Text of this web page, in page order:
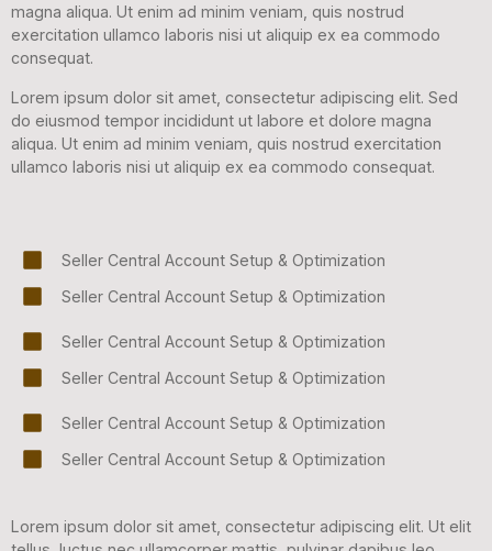
magna aliqua. Ut enim ad minim veniam, quis nostrud
exercitation ullamco laboris nisi ut aliquip ex ea commodo
consequat.
Lorem ipsum dolor sit amet, consectetur adipiscing elit. Sed
do eiusmod tempor incididunt ut labore et dolore magna
aliqua. Ut enim ad minim veniam, quis nostrud exercitation
ullamco laboris nisi ut aliquip ex ea commodo consequat.
Seller Central Account Setup & Optimization
Seller Central Account Setup & Optimization
Seller Central Account Setup & Optimization
Seller Central Account Setup & Optimization
Seller Central Account Setup & Optimization
Seller Central Account Setup & Optimization
Lorem ipsum dolor sit amet, consectetur adipiscing elit. Ut elit